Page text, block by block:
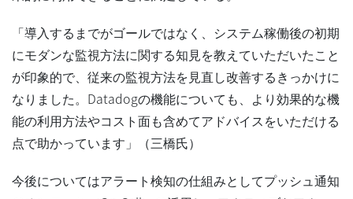
「導入するまでがゴールではなく、システム稼働後の初期
にモダンな監視方法に関する知見を教えていただいたこと
が印象的で、従来の監視方法を見直し改善するきっかけに
なりました。Datadogの機能についても、より効果的な機
能の利用方法やコスト面も含めてアドバイスをいただける
点で助かっています」（三橋氏）
今後についてはアラート検知の仕組みとしてプッシュ通知